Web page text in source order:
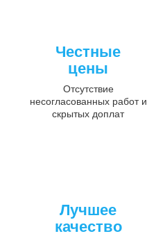
Честные
цены
Отсутствие
несогласованных работ и
скрытых доплат
Лучшее
качество